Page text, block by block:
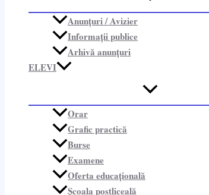
Anunțuri / Avizier
Informații publice​
Arhivă anunțuri
ELEVI
Orar
Grafic practică
Burse
Examene
Oferta educațională
Școala postliceală